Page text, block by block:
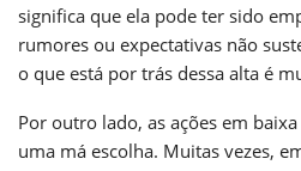
significa que ela pode ter sido
rumores ou expectativas não
o que está por trás dessa alta é
Por outro lado, as ações em
uma má escolha. Muitas vezes,